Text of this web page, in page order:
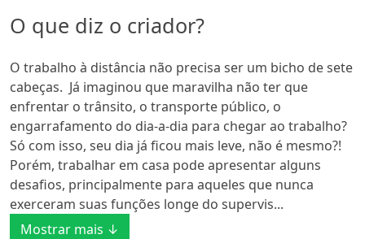
O que diz o criador?
O trabalho à distância não precisa ser um bicho de sete
cabeças. Já imaginou que maravilha não ter que
enfrentar o trânsito, o transporte público, o
engarrafamento do dia-a-dia para chegar ao trabalho?
Só com isso, seu dia já ficou mais leve, não é mesmo?!
Porém, trabalhar em casa pode apresentar alguns
desafios, principalmente para aqueles que nunca
exerceram suas funções longe do supervis...
Mostrar mais ↓